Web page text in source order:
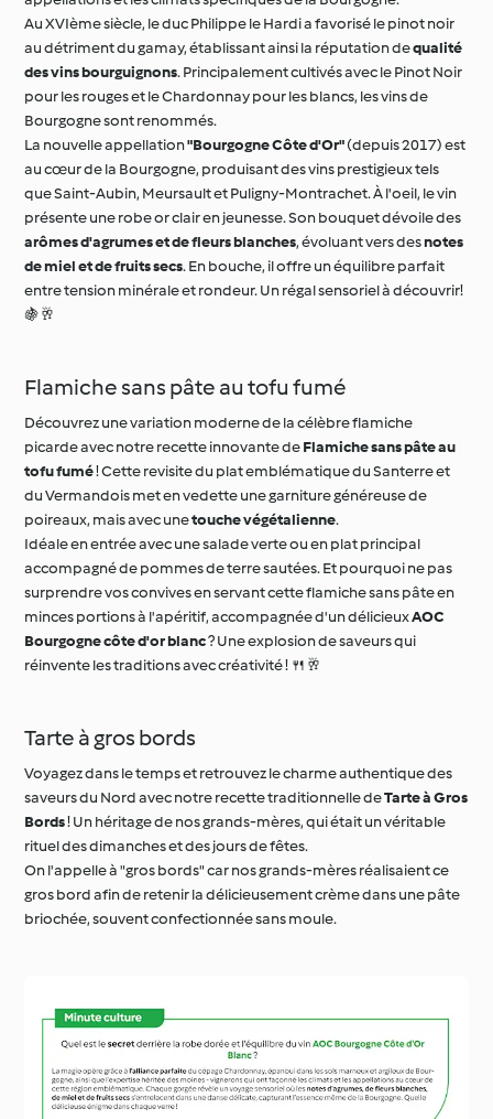
des vins bourguignons
. Principalement cultivés avec le Pinot Noir
pour les rouges et le Chardonnay pour les blancs, les vins de
Bourgogne sont renommés.
(depuis 2017) est
au cœur de la Bourgogne, produisant des vins prestigieux tels
que Saint-Aubin, Meursault et Puligny-Montrachet. À l'oeil, le vin
présente une robe or clair en jeunesse. Son bouquet dévoile des
arômes d'agrumes et de fleurs blanches
, évoluant vers des
notes
de miel et de fruits secs
. En bouche, il offre un équilibre parfait
entre tension minérale et rondeur. Un régal sensoriel à découvrir!
Flamiche sans pâte au tofu fumé
picarde avec notre recette innovante deFlamiche sans pâte au
tofu fumé
! Cette revisite du plat emblématique du Santerre et
du Vermandois met en vedette une garniture généreuse de
poireaux, mais avec une
touche végétalienne
Idéale en entrée avec une salade verte ou en plat principal
accompagné de pommes de terre sautées. Et pourquoi ne pas
surprendre vos convives en servant cette flamiche sans pâte en
minces portions à l'apéritif, accompagnée d'un délicieux
Bourgogne côte d'or blanc
? Une explosion de saveurs qui
réinvente les traditions avec créativité ! 🍴🥂
Tarte à gros bords
saveurs du Nord avec notre recette traditionnelle de
! Un héritage de nos grands-mères, qui était un véritable
rituel des dimanches et des jours de fêtes.
On l'appelle à "gros bords" car nos grands-mères réalisaient ce
gros bord afin de retenir la délicieusement crème dans une pâte
briochée, souvent confectionnée sans moule.